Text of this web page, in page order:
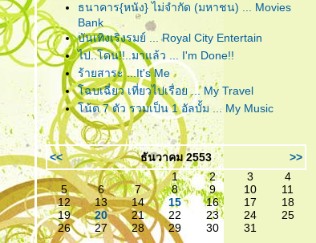
"Due Date"... รวมกันเราต้องอยู่
(กรุณา)อย่าทิ้งตูเป็นอันขาด!!?
"B.o.B. Presents: The
Adventures of Bobby Ray"
อาจเป็นฮิปฮอปหน้าใหม่ แต่ไม่ขอ
ึดติดความฮิป
"RED"... โตอย่างสมวัย แก่อย่าง
มีคุณภาพ และจงระห่ำอย่างไม่
เหลืออะไรจะเสีย!
"ห้องตรงข้าม หัวใจตรงกัน"
...
(หนังสั้น)แบบตัวเต็ม ที่ไม่มีอะไร
มากมาย แต่ก็ยังมีความจริงใจ!
ธนาคาร{หนัง} ไม่จำกัด (มหาชน) ... Movies
Bank
บันเทิงเริงรมย์ ... Royal City Entertain
ไป..โดน!!..มาแล้ว ... I'm Done!!
ร้ายสาระ ...It's Me
ฉบเฉี่ยว เที่ยวไปเรื่อย ... My Travel
น้ต 7 ตัว รวมเป็น 1 อัลบั้ม ... My Music
<< ธันวาคม 2553
>>
1
2 3
4
5
6 7 8 9 10
11
12
13 14 15 16 17
18
19
20 21 22 23 24
25
26
27 28 29 30 31